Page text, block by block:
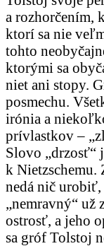
a rozhorčením,
ktorí sa nie
tohto
ktorými sa
niet ani stopy.
posmechu.
irónia a
prívlastkov –
Slovo „drzosť“
k Nietzschemu.
nedá nič urobiť,
„nemravný“
ostrosť, a jeho
sa gróf Tolstoj